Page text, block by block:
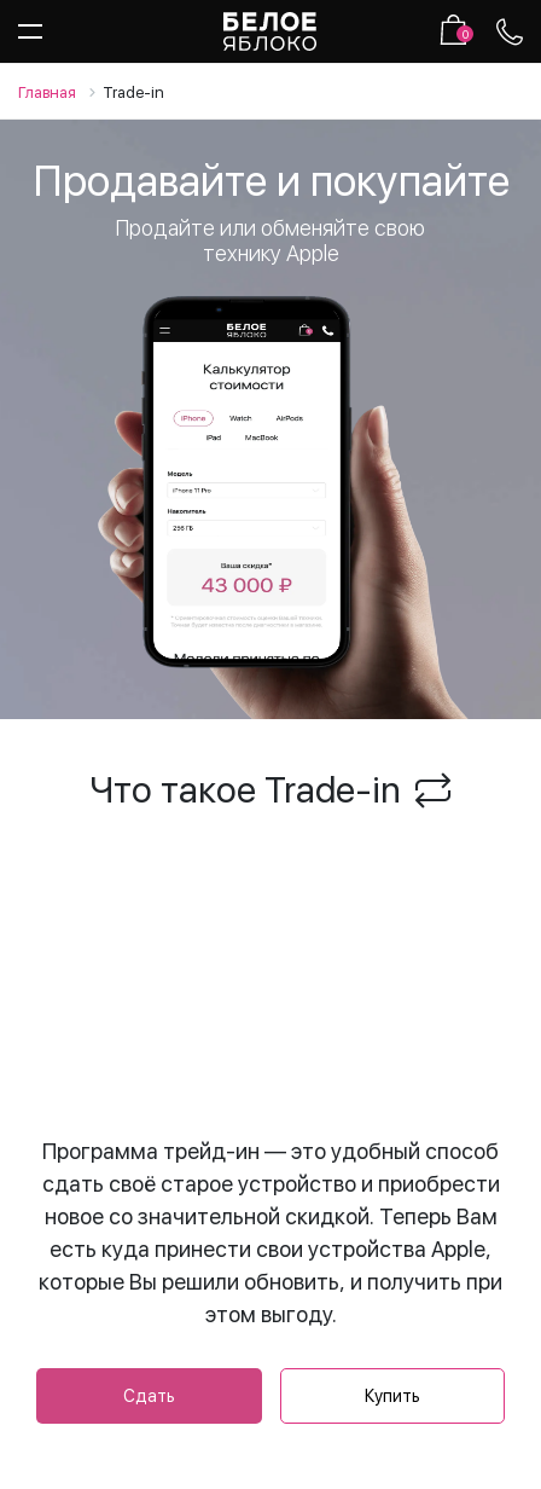
0
Главная Trade-in
Продавайте и покупайте
Продайте или обменяйте свою
технику Apple
Что такое Trade-in
Программа трейд-ин — это удобный способ
сдать своё старое устройство и приобрести
новое со значительной скидкой. Теперь Вам
есть куда принести свои устройства Apple,
которые Вы решили обновить, и получить при
этом выгоду.
Сдать Купить